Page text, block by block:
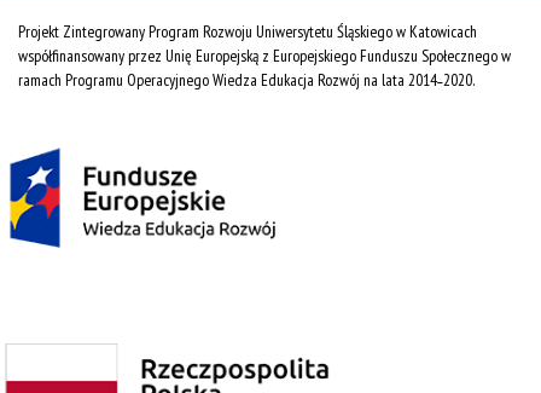
Projekt Zintegrowany Program Rozwoju Uniwersytetu Śląskiego w Katowicach
współfinansowany przez Unię Europejską z Europejskiego Funduszu Społecznego w
ramach Programu Operacyjnego Wiedza Edukacja Rozwój na lata 2014˗2020.